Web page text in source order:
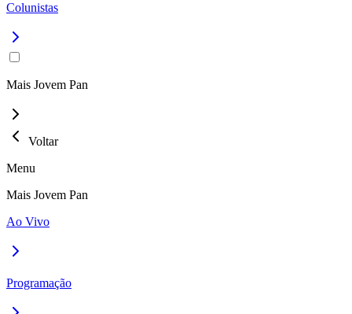
Colunistas
Mais Jovem Pan
Voltar
Menu
Mais Jovem Pan
Ao Vivo
Programação